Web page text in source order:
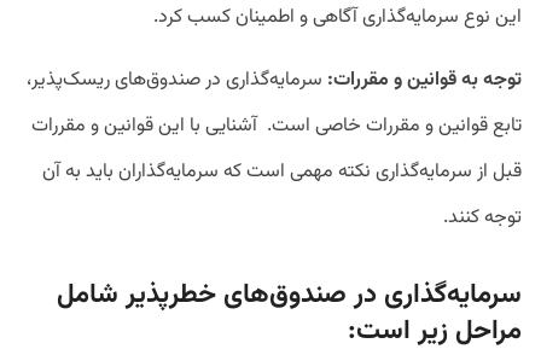
این نوع سرمایه‌گذاری آگاهی و اطمینان کسب کرد.
توجه به قوانین و مقررات: سرمایه‌گذاری در صندوق‌های ریسک‌پذیر،
تابع قوانین و مقررات خاصی است. آشنایی با این قوانین و مقررات
قبل از سرمایه‌گذاری نکته مهمی است که سرمایه‌گذاران باید به آن
توجه کنند.
سرمایه‌گذاری در صندوق‌های خطرپذیر شامل
مراحل زیر است: